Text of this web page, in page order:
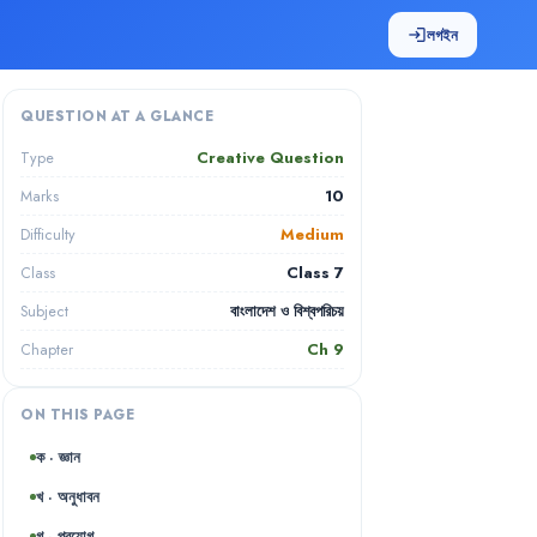
loginলগইন
QUESTION AT A GLANCE
Type Creative Question
Marks 10
Difficulty Medium
Class Class 7
Subject বাংলাদেশ ও বিশ্বপরিচয়
Chapter Ch 9
ON THIS PAGE
ক · জ্ঞান
খ · অনুধাবন